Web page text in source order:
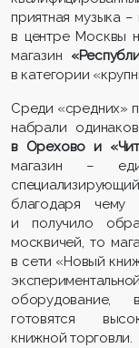
приятная музыка
в центре Москвы
магазин
в категории
Среди «средних»
набрали
в Орехово и
магазин –
благодаря
и получило
москвичей, то
в сети «Новый
оборудование,
готовятся
книжной торговли.